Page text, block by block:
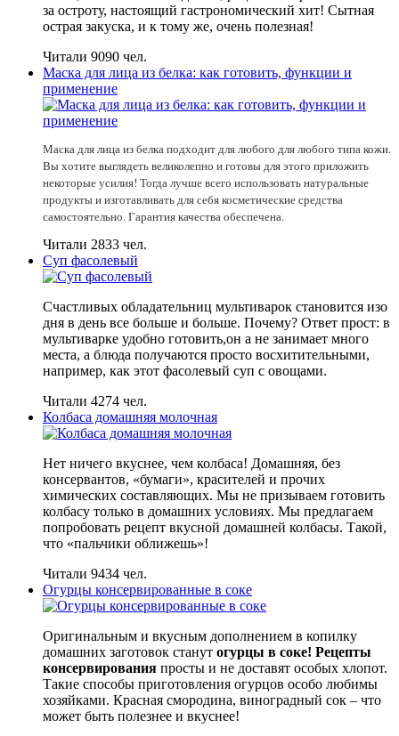
за остроту, настоящий гастрономический хит! Сытная
острая закуска, и к тому же, очень полезная!
Читали 9090 чел.
Маска для лица из белка: как готовить, функции и
применение
Маска для лица из белка подходит для любого для любого типа кожи.
Вы хотите выглядеть великолепно и готовы для этого приложить
некоторые усилия! Тогда лучше всего использовать натуральные
продукты и изготавливать для себя косметические средства
самостоятельно. Гарантия качества обеспечена.
Читали 2833 чел.
Суп фасолевый
Счастливых обладательниц мультиварок становится изо
дня в день все больше и больше. Почему? Ответ прост: в
мультиварке удобно готовить,он а не занимает много
места, а блюда получаются просто восхитительными,
например, как этот фасолевый суп с овощами.
Читали 4274 чел.
Колбаса домашняя молочная
Нет ничего вкуснее, чем колбаса! Домашняя, без
консервантов, «бумаги», красителей и прочих
химических составляющих. Мы не призываем готовить
колбасу только в домашних условиях. Мы предлагаем
попробовать рецепт вкусной домашней колбасы. Такой,
что «пальчики оближешь»!
Читали 9434 чел.
Огурцы консервированные в соке
Оригинальным и вкусным дополнением в копилку
домашних заготовок станут огурцы в соке! Рецепты
консервирования просты и не доставят особых хлопот.
Такие способы приготовления огурцов особо любимы
хозяйками. Красная смородина, виноградный сок – что
может быть полезнее и вкуснее!